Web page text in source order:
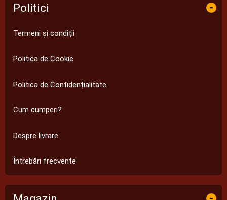
Politici -
Termeni și condiții
Politica de Cookie
Politica de Confidențialitate
Cum cumperi?
Despre livrare
Întrebări frecvente